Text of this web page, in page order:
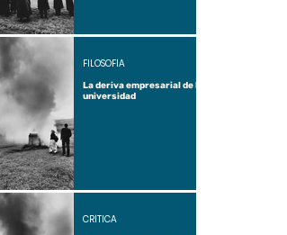
La deriva empresarial de la
universidad
FILOSOFÍA
CRÍTICA